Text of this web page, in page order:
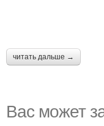
читать дальше →
Вас может